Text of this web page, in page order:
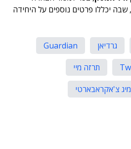
יכללו פרטים נוספים על היחידה
גרדיאן
Guardian
תרזה מיי
צ'אקראבארטי